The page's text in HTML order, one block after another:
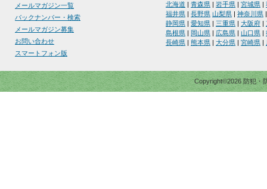
メールマガジン一覧
バックナンバー・検索
メールマガジン募集
お問い合わせ
スマートフォン版
北海道 青森県 岩手県 宮城県
福井県
長野県 山梨県 神奈川県
静岡県
愛知県 三重県 大阪府
島根県
岡山県 広島県 山口県
長崎県
熊本県 大分県 宮崎県
Copyright©2026 防犯・